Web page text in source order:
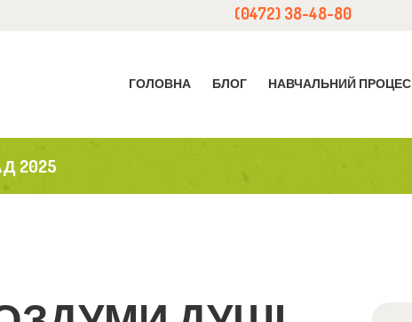
(0472) 38-48-80
ГОЛОВНА БЛОГ НАВЧАЛЬНИЙ ПРОЦЕС
2025
ПРОЦЕС
НАС